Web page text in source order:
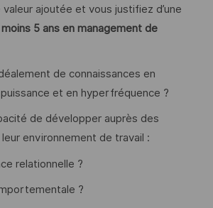
ajoutée et vous justifiez d’une
moins 5 ans en management de
de connaissances en
et en hyperfréquence ?
de développer auprès des
environnement de travail :
relationnelle ?
?